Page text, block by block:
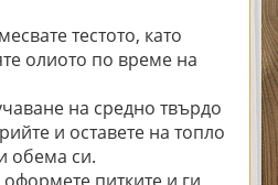
тестото, като
олиото по време на
на средно твърдо
и оставете на топло
обема си.
питките и ги